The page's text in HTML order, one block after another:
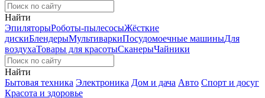
Найти
ЭпиляторыРоботы-пылесосыЖёсткие
дискиБлендерыМультиваркиПосудомоечные машиныДля
воздухаТовары для красотыСканерыЧайники
Найти
Бытовая техника Электроника Дом и дача Авто Спорт и досуг
Красота и здоровье